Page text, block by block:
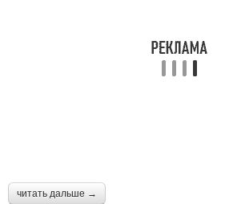
читать дальше →